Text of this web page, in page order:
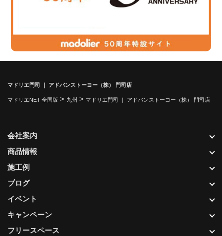
マドリエ門司 ｜ アドバンストーヨー（株） 門司店
マドリエNET 全国版 > 九州 > マドリエ門司 ｜ アドバンストーヨー（株） 門司店
会社案内
商品情報
施工例
ブログ
イベント
キャンペーン
フリースペース